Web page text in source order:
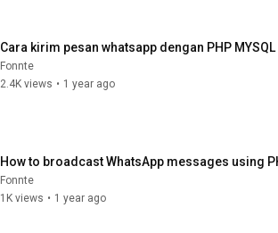
Cara kirim pesan whatsapp dengan PHP MYSQL
Fonnte
2.4K views • 1 year ago
How to broadcast WhatsApp messages using
Fonnte
1K views • 1 year ago